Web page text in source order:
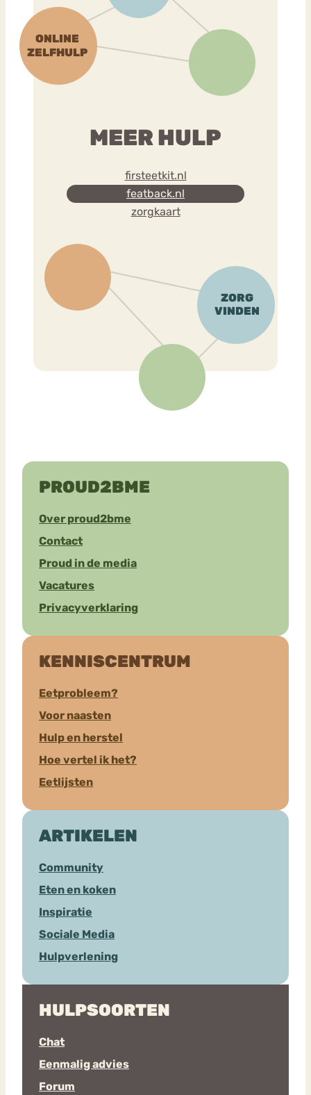
MEER HULP
firsteetkit.nl
featback.nl
zorgkaart
PROUD2BME
Over proud2bme
Contact
Proud in de media
Vacatures
Privacyverklaring
KENNISCENTRUM
Eetprobleem?
Voor naasten
Hulp en herstel
Hoe vertel ik het?
Eetlijsten
ARTIKELEN
Community
Eten en koken
Inspiratie
Sociale Media
Hulpverlening
HULPSOORTEN
Chat
Eenmalig advies
Forum